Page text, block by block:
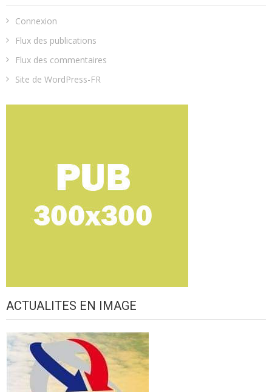
Connexion
Flux des publications
Flux des commentaires
Site de WordPress-FR
ACTUALITES EN IMAGE